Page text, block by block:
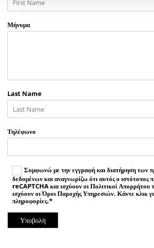
Μήνυμα
Last Name
Τηλέφωνο
Συμφωνώ με την εγγραφή και διατήρηση των
δεδομένων και αναγνωρίζω ότι αυτός ο ιστότοπος
reCAPTCHA και ισχύουν οι Πολιτικοί Απορρήτου
ισχύουν οι Όροι Παροχής Υπηρεσιών. Κάντε κλικ
πληροφορίες.*